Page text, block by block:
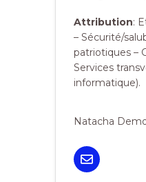
Attribution:
– Sécurité/
patriotiques –
Services
informatique).
Natacha